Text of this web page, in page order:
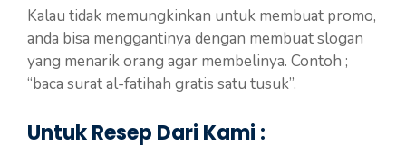
Kalau tidak memungkinkan untuk membuat promo,
anda bisa menggantinya dengan membuat slogan
yang menarik orang agar membelinya. Contoh ;
“baca surat al-fatihah gratis satu tusuk”.
Untuk Resep Dari Kami :